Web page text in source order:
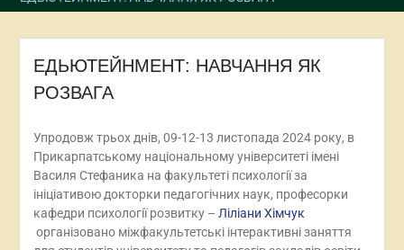
ЕДЬЮТЕЙНМЕНТ: НАВЧАННЯ ЯК
РОЗВАГА
Упродовж трьох днів, 09-12-13 листопада 2024 року, в
Прикарпатському національному університеті імені
Василя Стефаника на факультеті психології за
ініціативою докторки педагогічних наук, професорки
кафедри психології розвитку – Ліліани Хімчук
організовано міжфакультетські інтерактивні заняття